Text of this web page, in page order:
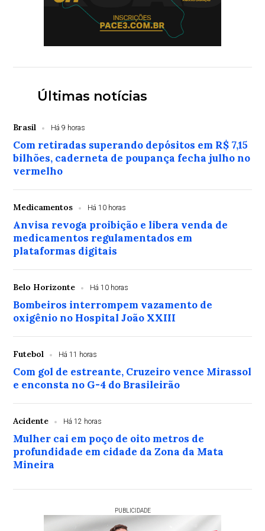
Últimas notícias
Brasil Há 9 horas
Com retiradas superando depósitos em R$ 7,15
bilhões, caderneta de poupança fecha julho no
vermelho
Medicamentos Há 10 horas
Anvisa revoga proibição e libera venda de
medicamentos regulamentados em
plataformas digitais
Belo Horizonte Há 10 horas
Bombeiros interrompem vazamento de
oxigênio no Hospital João XXIII
Futebol Há 11 horas
Com gol de estreante, Cruzeiro vence Mirassol
e enconsta no G-4 do Brasileirão
Acidente Há 12 horas
Mulher cai em poço de oito metros de
profundidade em cidade da Zona da Mata
Mineira
PUBLICIDADE